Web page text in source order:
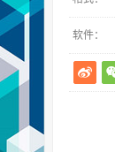
软件：